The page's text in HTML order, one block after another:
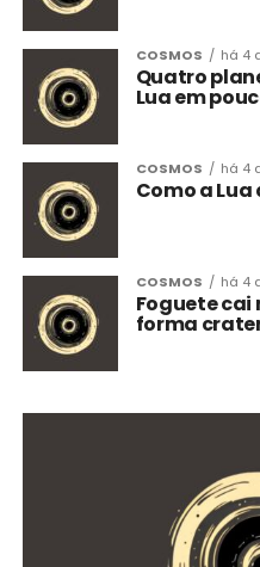
COSMOS há 4
Quatro
Lua em
COSMOS há 4
Como a
COSMOS há 4
Foguete cai
forma